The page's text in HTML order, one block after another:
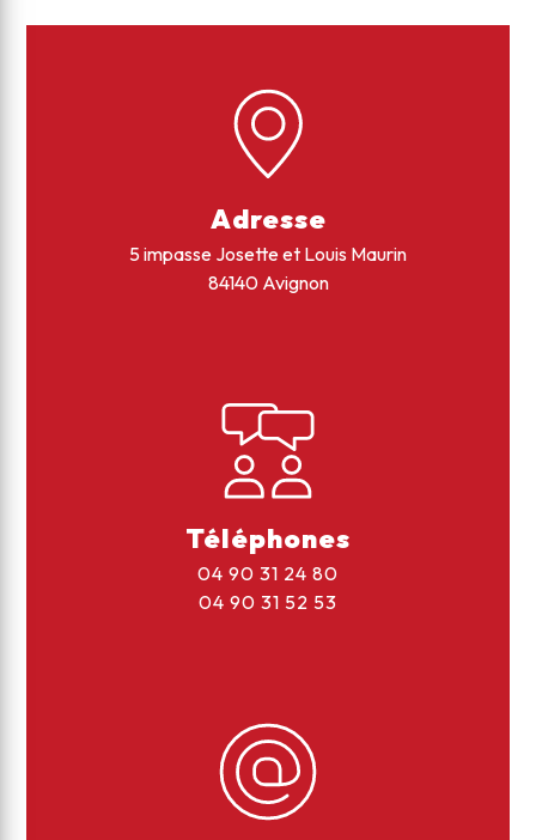
Adresse
5 impasse Josette et Louis Maurin
84140 Avignon
Téléphones
04 90 31 24 80
04 90 31 52 53